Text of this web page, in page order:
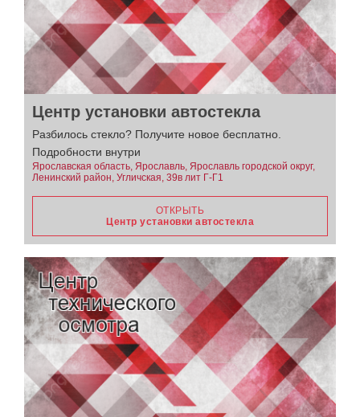
Центр установки автостекла
Разбилось стекло? Получите новое бесплатно.
Подробности внутри
Ярославская область, Ярославль, Ярославль городской округ,
Ленинский район, Угличская, 39в лит Г-Г1
ОТКРЫТЬ
Центр установки автостекла